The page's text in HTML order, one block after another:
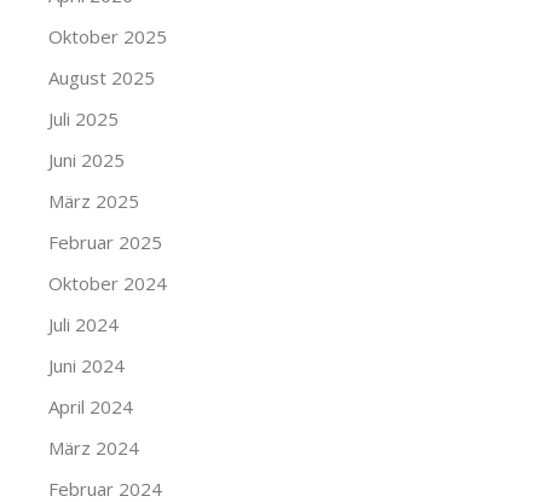
Oktober 2025
August 2025
Juli 2025
Juni 2025
März 2025
Februar 2025
Oktober 2024
Juli 2024
Juni 2024
April 2024
März 2024
Februar 2024